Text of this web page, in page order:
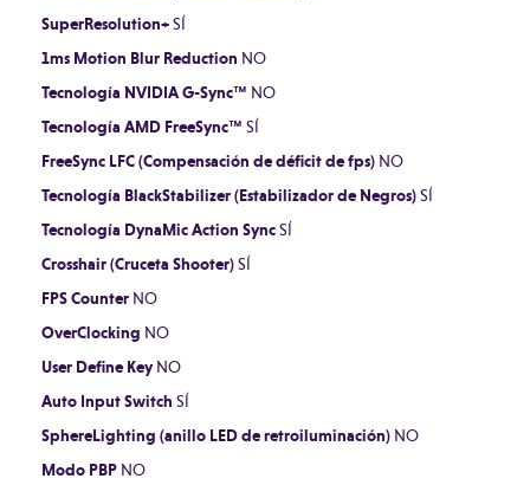
SuperResolution+SÍ
1ms Motion Blur Reduction NO
Tecnología NVIDIA G-Sync™ NO
Tecnología AMD FreeSync™ SÍ
FreeSync LFC (Compensación de déficit de fps)NO
Tecnología BlackStabilizer (Estabilizador de Negros)SÍ
Tecnología DynaMic Action SyncSÍ
Crosshair (Cruceta Shooter)SÍ
FPS CounterNO
OverClocking NO
User Define KeyNO
Auto Input Switch SÍ
SphereLighting (anillo LED de retroiluminación)NO
Modo PBPNO